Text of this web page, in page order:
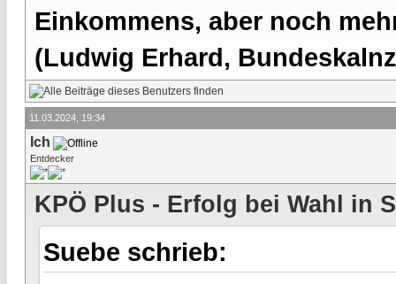
Einkommens, aber noch
(Ludwig Erhard,
11.03.2024, 19:34
Ich
Entdecker
KPÖ Plus - Erfolg bei Wahl in
Suebe schrieb: